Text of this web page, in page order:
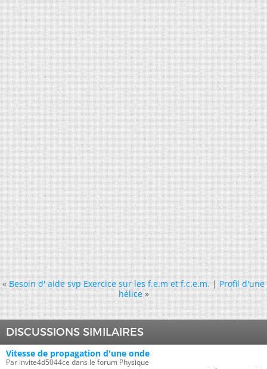
« Besoin d' aide svp Exercice sur les f.e.m et f.c.e.m.|Profil d'une
hélice »
DISCUSSIONS SIMILAIRES
Vitesse de propagation d'une onde
Par invite4d5044ce dans le forum Physique